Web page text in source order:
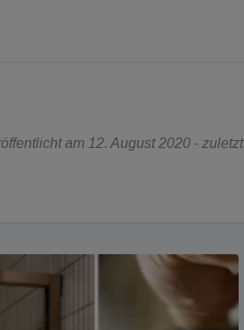
am 12. August 2020 - zuletzt